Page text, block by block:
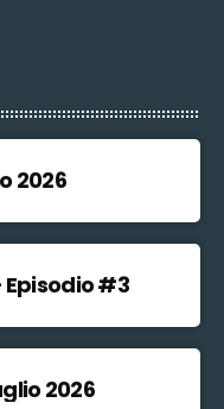
2026
Episodio #3
2026